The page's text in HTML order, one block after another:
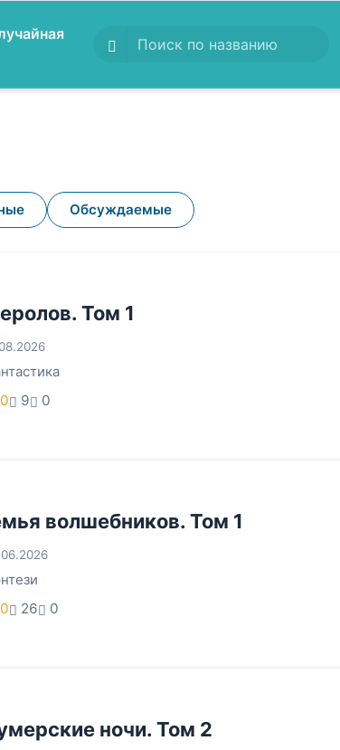
Обсуждаемые
Том 1
9 0
волшебников. Том 1
26 0
ночи. Том 2